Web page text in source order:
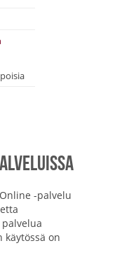
-palvelu
käytössä on